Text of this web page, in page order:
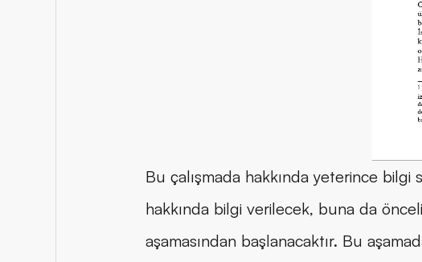
Bu çalışmada hakkında yeterince
hakkında bilgi verilecek, buna da
aşamasından başlanacaktır. Bu